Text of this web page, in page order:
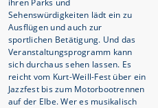
ihren Parks und
Sehenswürdigkeiten lädt ein zu
Ausflügen und auch zur
sportlichen Betätigung. Und das
Veranstaltungsprogramm kann
sich durchaus sehen lassen. Es
reicht vom Kurt-Weill-Fest über ein
Jazzfest bis zum Motorbootrennen
auf der Elbe. Wer es musikalisch